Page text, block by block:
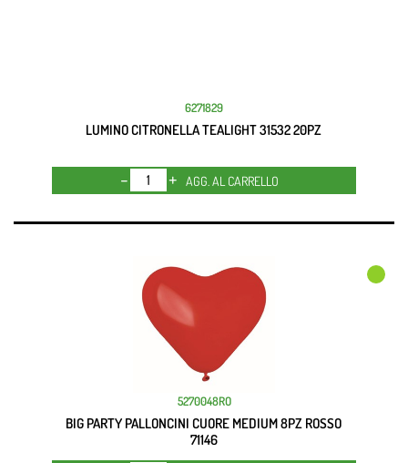
6271829
LUMINO CITRONELLA TEALIGHT 31532 20PZ
Quantità
AGG. AL CARRELLO
5270048RO
BIG PARTY PALLONCINI CUORE MEDIUM 8PZ ROSSO
71146